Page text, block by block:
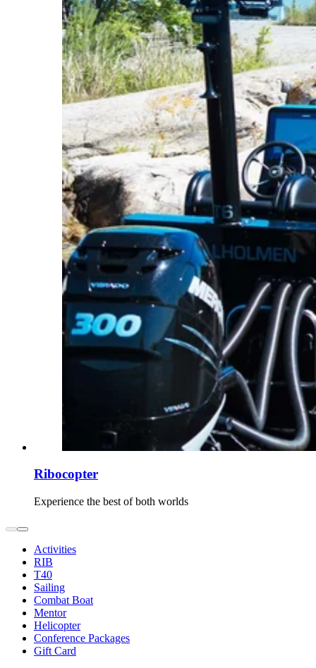
Ribocopter
Experience the best of both worlds
Activities
RIB
T40
Sailing
Combat Boat
Mentor
Helicopter
Conference Packages
Gift Card